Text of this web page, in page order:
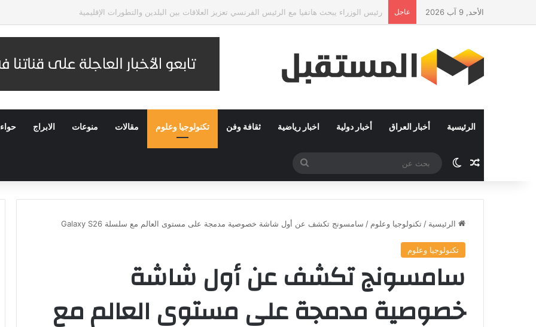
الأحد, 9 آب 2026 عاجل النجم اللبناني إيوان يطلق تريو غنائيًا جديدًا بعنوان “Fuego”
الرئيسية أخبار العراق أخبار دولية اخبار رياضية ثقافة وفن تكنولوجيا وعلوم مقالات منوعات الابراج حواء
مقال عشوائي
الوضع المظلم
بحث
عن
الرئيسية / تكنولوجيا وعلوم / سامسونج تكشف عن أول شاشة خصوصية مدمجة على مستوى العالم مع سلسلة Galaxy S26
تكنولوجيا وعلوم
سامسونج تكشف عن أول شاشة
خصوصية مدمجة على مستوى العالم مع